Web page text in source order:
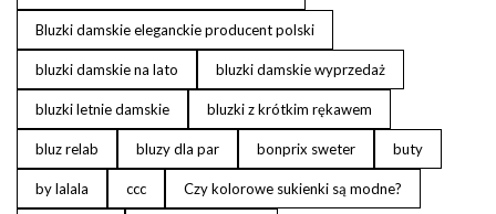
Bluzki damskie eleganckie producent polski
bluzki damskie na lato bluzki damskie wyprzedaż
bluzki letnie damskie bluzki z krótkim rękawem
bluz relab bluzy dla par bonprix sweter buty
by lalala ccc Czy kolorowe sukienki są modne?